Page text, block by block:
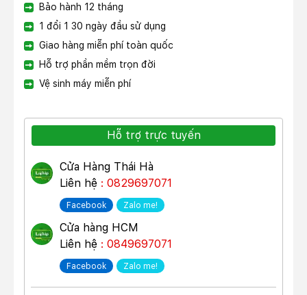
Bảo hành 12 tháng
1 đổi 1 30 ngày đầu sử dụng
Giao hàng miễn phí toàn quốc
Hỗ trợ phần mềm trọn đời
Vệ sinh máy miễn phí
Hỗ trợ trực tuyến
Cửa Hàng Thái Hà
Liên hệ : 0829697071
Facebook Zalo me!
Cửa hàng HCM
Liên hệ : 0849697071
Facebook Zalo me!